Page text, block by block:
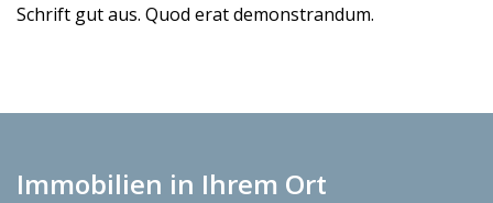
Schrift gut aus. Quod erat demonstrandum.
Immobilien in Ihrem Ort